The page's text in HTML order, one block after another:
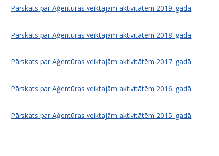
Pārskats par Aģentūras veiktajām aktivitātēm 2019. gadā
Pārskats par Aģentūras veiktajām aktivitātēm 2018. gadā
Pārskats par Aģentūras veiktajām aktivitātēm 2017. gadā
Pārskats par Aģentūras veiktajām aktivitātēm 2016. gadā
Pārskats par Aģentūras veiktajām aktivitātēm 2015. gadā